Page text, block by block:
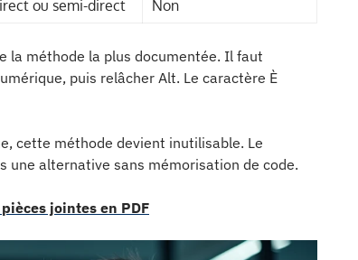
ou semi-direct Non
la méthode la plus documentée. Il faut
puis relâcher Alt. Le caractère È
cette méthode devient inutilisable. Le
une alternative sans mémorisation de code.
jointes en PDF